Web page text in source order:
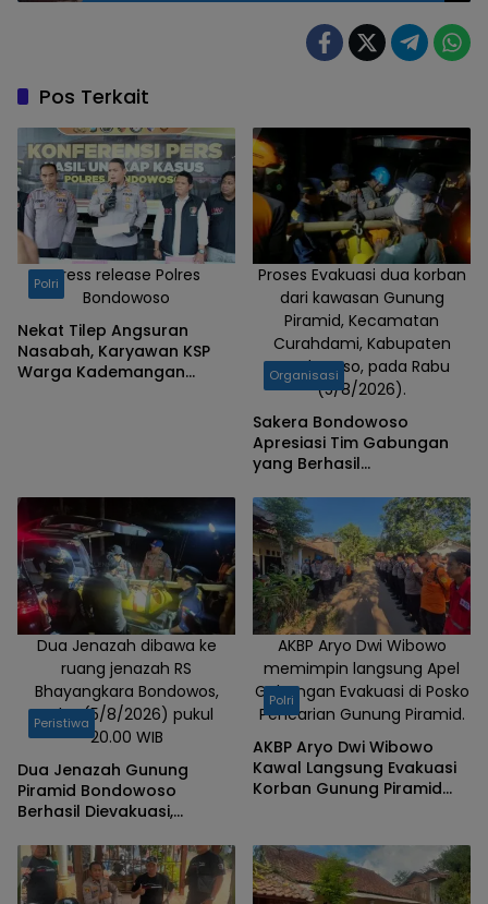
Pos Terkait
Press release Polres
Bondowoso
Polri
Nekat Tilep Angsuran
Nasabah, Karyawan KSP
Warga Kademangan
Proses Evakuasi dua korban
dari kawasan Gunung
Piramid, Kecamatan
Curahdami, Kabupaten
Bondowoso, pada Rabu
(5/8/2026).
Organisasi
Sakera Bondowoso
Apresiasi Tim Gabungan
yang Berhasil
Gunung Piramid
Dua Jenazah dibawa ke
ruang jenazah RS
Bhayangkara Bondowos,
Rabu (5/8/2026) pukul
20.00 WIB
Peristiwa
Dua Jenazah Gunung
Piramid Bondowoso
Berhasil Dievakuasi,
Tim Gabungan
AKBP Aryo Dwi Wibowo
memimpin langsung Apel
Gabungan Evakuasi di Posko
Pencarian Gunung Piramid.
Polri
AKBP Aryo Dwi Wibowo
Kawal Langsung Evakuasi
Korban Gunung Piramid